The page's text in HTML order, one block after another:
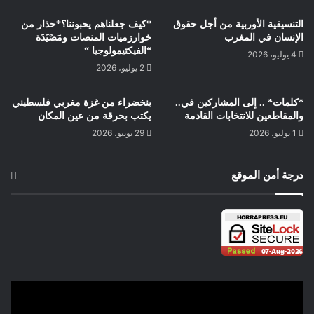
التنسيقية الأوربية من أجل حقوق
الإنسان في المغرب
4 يوليو، 2026
*كيف جعلناهم يحبوننا؟*حذار من
خوارزميات المنصات ومَصْيَدَة
“الفيكتيمولوجيا “
2 يوليو، 2026
*كلمات* .. إلى المشاركين في..
والمقاطعين للانتخابات القادمة
1 يوليو، 2026
بنخضراء من غزة مغربي فلسطيني
يكتب بحرقة من عين المكان
29 يونيو، 2026
درجة أمن الموقع